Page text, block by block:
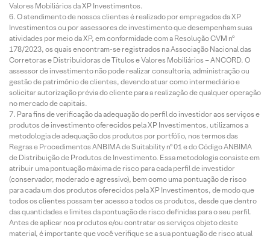
Valores Mobiliários da XP Investimentos.
O atendimento de nossos clientes é realizado por empregados da XP
Investimentos ou por assessores de investimento que desempenham suas
atividades por meio da XP, em conformidade com a Resolução CVM nº
178/2023, os quais encontram-se registrados na Associação Nacional das
Corretoras e Distribuidoras de Títulos e Valores Mobiliários – ANCORD. O
assessor de investimento não pode realizar consultoria, administração ou
gestão de patrimônio de clientes, devendo atuar como intermediário e
solicitar autorização prévia do cliente para a realização de qualquer operação
no mercado de capitais.
Para fins de verificação da adequação do perfil do investidor aos serviços e
produtos de investimento oferecidos pela XP Investimentos, utilizamos a
metodologia de adequação dos produtos por portfólio, nos termos das
Regras e Procedimentos ANBIMA de Suitability nº 01 e do Código ANBIMA
de Distribuição de Produtos de Investimento. Essa metodologia consiste em
atribuir uma pontuação máxima de risco para cada perfil de investidor
(conservador, moderado e agressivo), bem como uma pontuação de risco
para cada um dos produtos oferecidos pela XP Investimentos, de modo que
todos os clientes possam ter acesso a todos os produtos, desde que dentro
das quantidades e limites da pontuação de risco definidas para o seu perfil.
Antes de aplicar nos produtos e/ou contratar os serviços objeto deste
material, é importante que você verifique se a sua pontuação de risco atual